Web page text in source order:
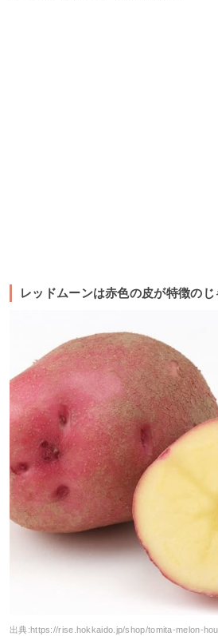
レッドムーンは赤色の皮が特徴のじ
出典:https://rise.hokkaido.jp/shop/tomita-melon-